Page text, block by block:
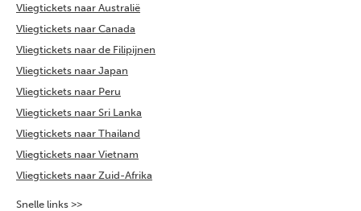
Vliegtickets naar Australië
Vliegtickets naar Canada
Vliegtickets naar de Filipijnen
Vliegtickets naar Japan
Vliegtickets naar Peru
Vliegtickets naar Sri Lanka
Vliegtickets naar Thailand
Vliegtickets naar Vietnam
Vliegtickets naar Zuid-Afrika
Snelle links >>